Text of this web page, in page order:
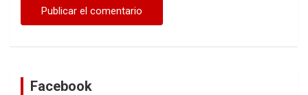
Facebook